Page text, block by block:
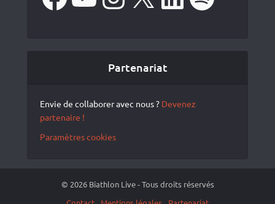
Partenariat
Envie de collaborer avec nous ? Devenez
partenaire !
Paramètres cookies
© 2026 Biathlon Live - Tous droits réservés